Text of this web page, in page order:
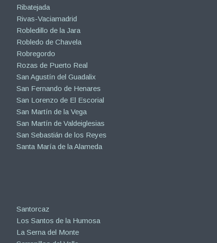
Ribatejada
Rivas-Vaciamadrid
Robledillo de la Jara
Robledo de Chavela
Robregordo
Rozas de Puerto Real
San Agustín del Guadalix
San Fernando de Henares
San Lorenzo de El Escorial
San Martín de la Vega
San Martín de Valdeiglesias
San Sebastián de los Reyes
Santa María de la Alameda
Santorcaz
Los Santos de la Humosa
La Serna del Monte